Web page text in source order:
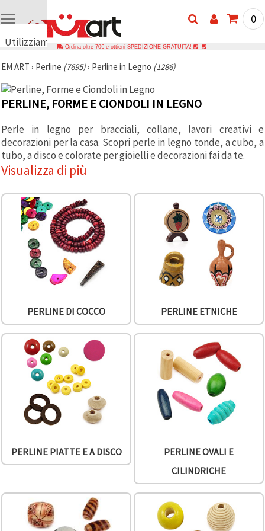
Utilizziamo
🍪
cookie e
tecnologie
simili per
funzionamento
del nostro
sito web.
Con il tuo
consenso,
utilizziamo
anche per
scopi
analitici, di
marketing e
funzionali
migliorare
la nostra
offerta e
visualizzare
• Fare clic
su "Accetta
tutto" per
accettare
cookie. •
Clicca su
"Impostazioni
personalizzare
scelte. •
il tuo
consenso
Per ulteriori
informazioni,
consultare
la nostra
0
Ordina oltre 70€ e ottieni SPEDIZIONE GRATUITA!
EM ART › Perline (7695)› Perline in Legno (1286)
PERLINE, FORME E CIONDOLI IN LEGNO
Perle in legno per bracciali, collane, lavori creativi e
decorazioni per la casa. Scopri perle in legno tonde, a cubo, a
tubo, a disco e colorate per gioielli e decorazioni fai da te.
Visualizza di più
PERLINE DI COCCO PERLINE ETNICHE
PERLINE PIATTE E A DISCO
PERLINE OVALI E
CILINDRICHE